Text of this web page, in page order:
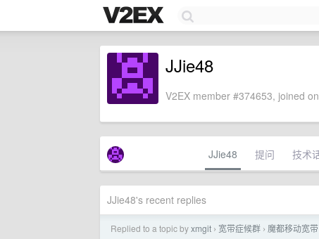
JJie48
V2EX member #374653, joined
JJie48 提问 技术
JJie48's recent replies
Replied to a topic byxmgit › 宽带症候群 › 魔都移动宽